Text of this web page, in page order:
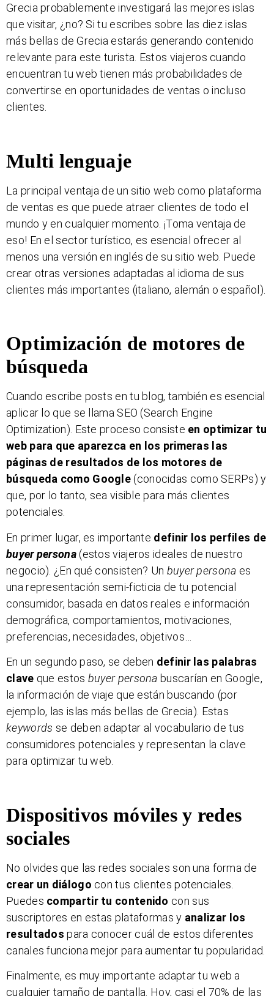
Grecia probablemente investigará las mejores islas
que visitar, ¿no? Si tu escribes sobre las diez islas
más bellas de Grecia estarás generando contenido
relevante para este turista. Estos viajeros cuando
encuentran tu web tienen más probabilidades de
convertirse en oportunidades de ventas o incluso
clientes.
Multi lenguaje
La principal ventaja de un sitio web como plataforma
de ventas es que puede atraer clientes de todo el
mundo y en cualquier momento. ¡Toma ventaja de
eso! En el sector turístico, es esencial ofrecer al
menos una versión en inglés de su sitio web. Puede
crear otras versiones adaptadas al idioma de sus
clientes más importantes (italiano, alemán o español).
Optimización de motores de
búsqueda
Cuando escribe posts en tu blog, también es esencial
aplicar lo que se llama SEO (Search Engine
Optimization). Este proceso consiste en optimizar tu
web para que aparezca en los primeras las
páginas de resultados de los motores de
búsqueda como Google (conocidas como SERPs) y
que, por lo tanto, sea visible para más clientes
potenciales.
En primer lugar, es importante definir los perfiles de
buyer persona(estos viajeros ideales de nuestro
negocio). ¿En qué consisten? Un buyer persona es
una representación semi-ficticia de tu potencial
consumidor, basada en datos reales e información
demográfica, comportamientos, motivaciones,
preferencias, necesidades, objetivos…
En un segundo paso, se deben definir las palabras
clave que estos buyer persona buscarían en Google,
la información de viaje que están buscando (por
ejemplo, las islas más bellas de Grecia). Estas
keywords se deben adaptar al vocabulario de tus
consumidores potenciales y representan la clave
para optimizar tu web.
Dispositivos móviles y redes
sociales
No olvides que las redes sociales son una forma de
crear un diálogo con tus clientes potenciales.
Puedes compartir tu contenido con sus
suscriptores en estas plataformas y analizar los
resultados para conocer cuál de estos diferentes
canales funciona mejor para aumentar tu popularidad.
Finalmente, es muy importante adaptar tu web a
cualquier tamaño de pantalla. Hoy, casi el 70% de las